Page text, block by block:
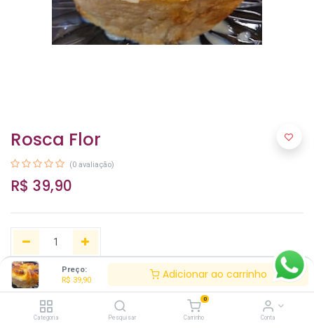
Preço:
R$ 39,90 Adicionar ao carrinho
Categoria Pesquisar
0
Carrinho Conta
Rosca Flor
(0 avaliação)
R$ 39,90
Adicionar ao carrinho